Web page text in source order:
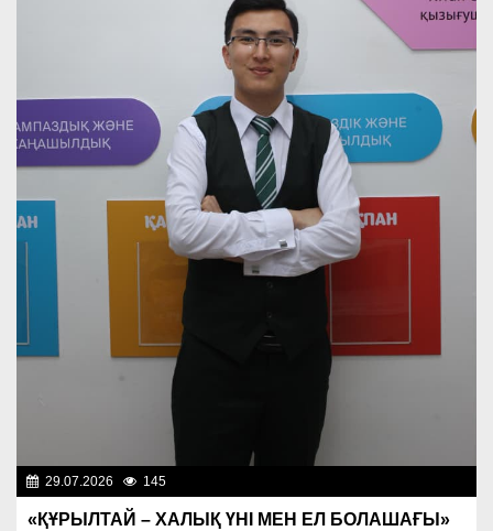
29.07.2026 145
«ҚҰРЫЛТАЙ – ХАЛЫҚ ҮНІ МЕН ЕЛ БОЛАШАҒЫ»